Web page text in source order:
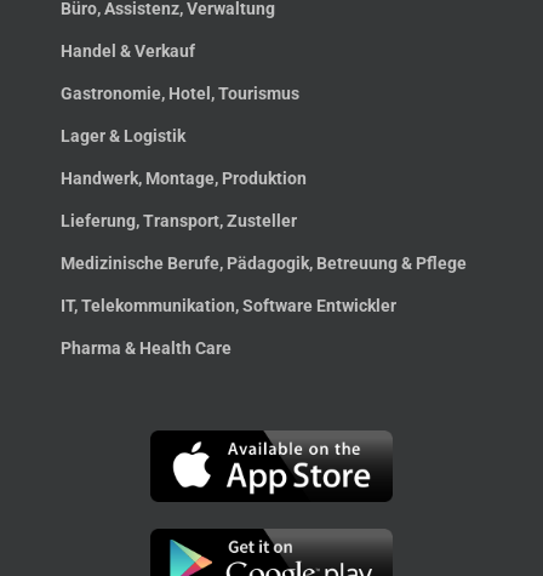
Büro, Assistenz, Verwaltung
Handel & Verkauf
Gastronomie, Hotel, Tourismus
Lager & Logistik
Handwerk, Montage, Produktion
Lieferung, Transport, Zusteller
Medizinische Berufe, Pädagogik, Betreuung & Pflege
IT, Telekommunikation, Software Entwickler
Pharma & Health Care